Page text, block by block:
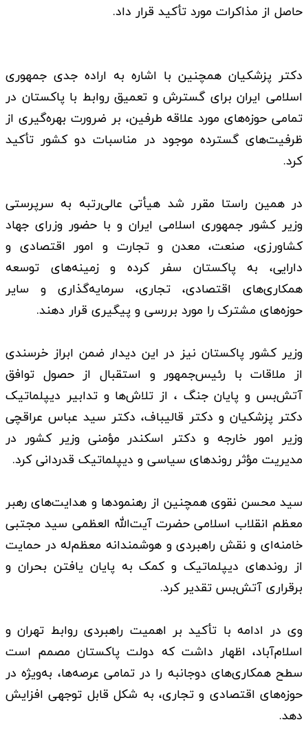
حاصل از مذاکرات مورد تأکید قرار داد.
دکتر پزشکیان همچنین با اشاره به اراده جدی جمهوری
اسلامی ایران برای گسترش و تعمیق روابط با پاکستان در
تمامی حوزه‌های مورد علاقه طرفین، بر ضرورت بهره‌گیری از
ظرفیت‌های گسترده موجود در مناسبات دو کشور تأکید
کرد.
در همین راستا مقرر شد هیأتی عالی‌رتبه به سرپرستی
وزیر کشور جمهوری اسلامی ایران و با حضور وزرای جهاد
کشاورزی، صنعت، معدن و تجارت و امور اقتصادی و
دارایی، به پاکستان سفر کرده و زمینه‌های توسعه
همکاری‌های اقتصادی، تجاری، سرمایه‌گذاری و سایر
حوزه‌های مشترک را مورد بررسی و پیگیری قرار دهند.
وزیر کشور پاکستان نیز در این دیدار ضمن ابراز خرسندی
از ملاقات با رئیس‌جمهور و استقبال از حصول توافق
آتش‌بس و پایان جنگ ، از تلاش‌ها و تدابیر دیپلماتیک
دکتر پزشکیان و دکتر قالیباف، دکتر سید عباس عراقچی
وزیر امور خارجه و دکتر اسکندر مؤمنی وزیر کشور در
مدیریت مؤثر روندهای سیاسی و دیپلماتیک قدردانی کرد.
سید محسن نقوی همچنین از رهنمودها و هدایت‌های رهبر
معظم انقلاب اسلامی حضرت آیت‌الله العظمی سید مجتبی
خامنه‌ای و نقش راهبردی و هوشمندانه معظم‌له در حمایت
از روندهای دیپلماتیک و کمک به پایان یافتن بحران و
برقراری آتش‌بس تقدیر کرد.
وی در ادامه با تأکید بر اهمیت راهبردی روابط تهران و
اسلام‌آباد، اظهار داشت که دولت پاکستان مصمم است
سطح همکاری‌های دوجانبه را در تمامی عرصه‌ها، به‌ویژه در
حوزه‌های اقتصادی و تجاری، به شکل قابل توجهی افزایش
دهد.